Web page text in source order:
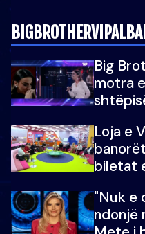
Big
motra
do të
mu
Loja e
biletat
"Nuk e
ndonjë